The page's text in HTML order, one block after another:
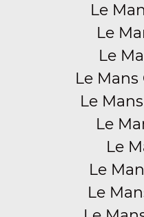
Le
Le
Le
Le Mans
Le
Le
Le
Le
Le